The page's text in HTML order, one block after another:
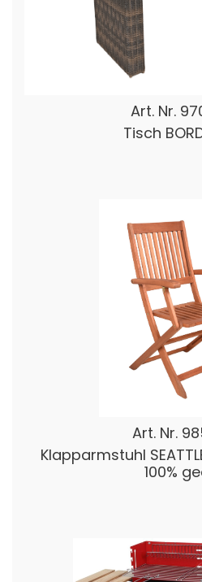
Art. Nr.
Tisch
Art. Nr.
Klapparmstuhl
100%